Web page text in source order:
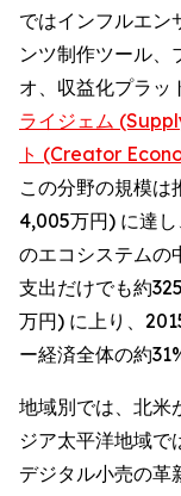
ではインフルエン
ンツ制作ツール、
オ、収益化プラッ
ライジェム
ト (Creator
この分野の規模は
4,005万円) に達
のエコシステムの
支出だけでも約
万円) に上り、
ー経済全体の約
地域別では、北米
ジア太平洋地域で
デジタル小売の革